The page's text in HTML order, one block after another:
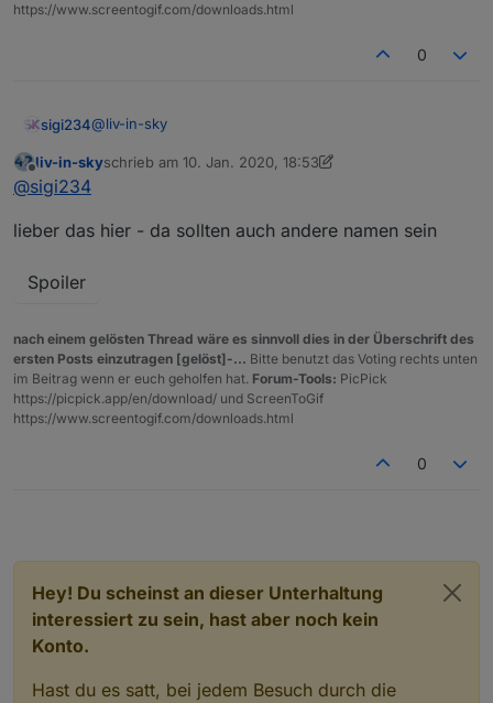
https://www.screentogif.com/downloads.html
0
sigi234@liv-in-sky
Sensor Bad
hm-rpc.1.NEQ1826414.1.LOWBAT
Offline
liv-in-skyschrieb am 10. Jan. 2020, 18:53
zuletzt editiert von liv-in-sky1. Okt. 2020, 19:54
@sigi234
lieber das hier - da sollten auch andere namen sein
Spoiler
nach einem gelösten Thread wäre es sinnvoll dies in der Überschrift des
ersten Posts einzutragen [gelöst]-... Bitte benutzt das Voting rechts unten
im Beitrag wenn er euch geholfen hat. Forum-Tools: PicPick
https://picpick.app/en/download/ und ScreenToGif
https://www.screentogif.com/downloads.html
0
Hey! Du scheinst an dieser Unterhaltung
interessiert zu sein, hast aber noch kein
Konto.
Hast du es satt, bei jedem Besuch durch die